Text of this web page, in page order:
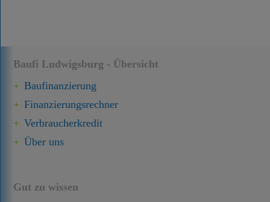
Baufi Ludwigsburg - Übersicht
Baufinanzierung
Finanzierungsrechner
Verbraucherkredit
Über uns
Gut zu wissen